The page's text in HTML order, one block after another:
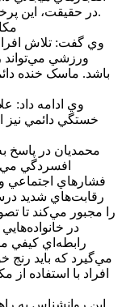
در حقيقت، اين پرخاشگري نتيجه همان تحريک‌پذيري دروني است.
وي گفت: تلاش
ورزشي
باشد. ماسک خنده
وي ادامه داد:
خستگي دائمي نيز
محمديان در پاسخ
افسردگي
فشارهاي اجتماعي
رقابت‌هاي شديد
را مجبور مي‌کند تا
در
رابطه‌اي کيفي
مي‌گيرد که بايد رنج
افراد با استفاده
اين روانشناس به